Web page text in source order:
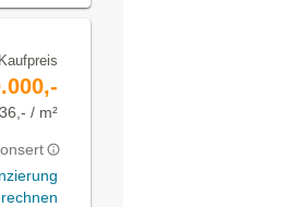
Kaufpreis
/ m²